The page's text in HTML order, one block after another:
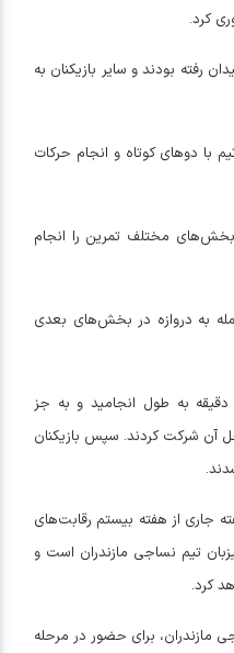
کرد.
بودند و سایر بازیکنان به
با دوهای کوتاه و انجام حرکات
بخش‌های مختلف تمرین را انجام
به دروازه در بخش‌های بعدی
یکشنبه سرخپوشان حدود ۸۰ دقیقه به طول انجامید و به جز
آن شرکت کردند. سپس بازیکنان
جاری از هفته بیستم رقابت‌های
تیم نساجی مازندران است و
کرد.
برای حضور در مرحله